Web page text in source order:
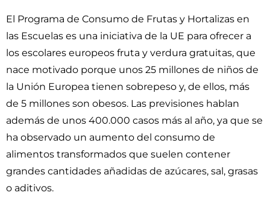
El Programa de Consumo de Frutas y Hortalizas en
las Escuelas es una iniciativa de la UE para ofrecer a
los escolares europeos fruta y verdura gratuitas, que
nace motivado porque unos 25 millones de niños de
la Unión Europea tienen sobrepeso y, de ellos, más
de 5 millones son obesos. Las previsiones hablan
además de unos 400.000 casos más al año, ya que se
ha observado un aumento del consumo de
alimentos transformados que suelen contener
grandes cantidades añadidas de azúcares, sal, grasas
o aditivos.